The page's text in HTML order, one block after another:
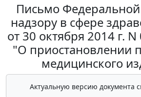
Письмо
надзору в сфере
от 30 октября 2014 г.
"О приостановлении
медицинского
Актуальную версию документа